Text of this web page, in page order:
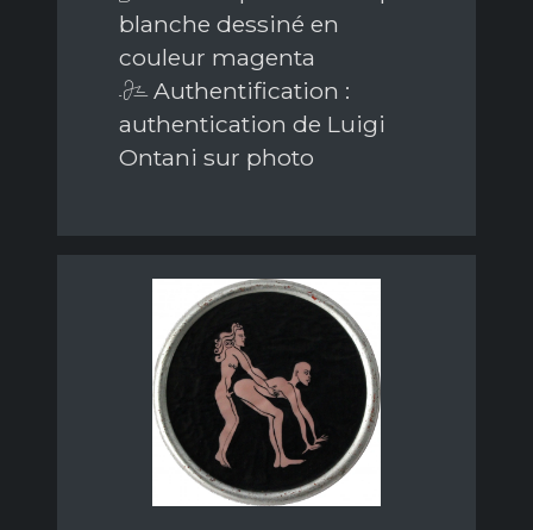
blanche dessiné en
couleur magenta
Authentification :
authentication de Luigi
Ontani sur photo